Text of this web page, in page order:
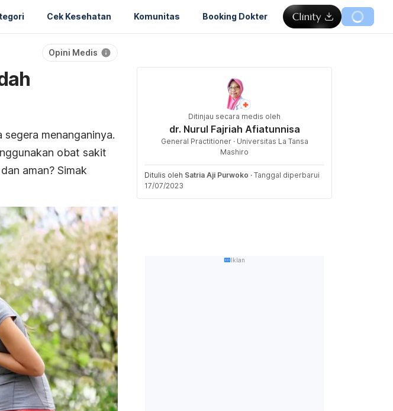
Cek Kesehatan Komunitas Booking Dokter
Opini Medis
menanganinya.
obat sakit
aman? Simak
Ditinjau secara medis oleh
dr. Nurul Fajriah Afiatunnisa
General Practitioner · Universitas La Tansa
Mashiro
Ditulis oleh Satria Aji Purwoko · Tanggal diperbarui
17/07/2023
Iklan